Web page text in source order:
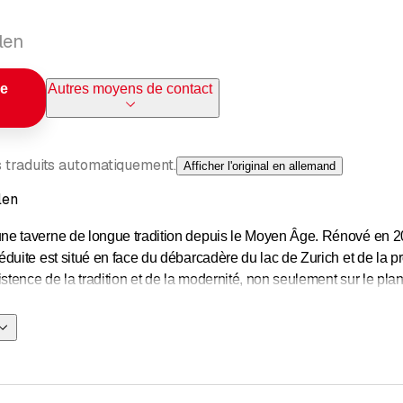
Autres moyens de contact
traduits automatiquement. Afficher l'original en allemand
taverne de longue tradition depuis le Moyen Âge. Rénové en
est situé en face du débarcadère du lac de Zurich et de la
de la tradition et de la modernité, non seulement sur le